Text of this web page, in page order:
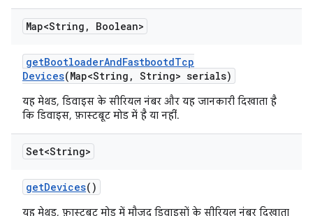
Map<String , Boolean>
getBootloaderAndFastbootdTcp
Devices(Map<String , String> serials)
यह मेथड, डिवाइस के सीरियल नंबर और यह जानकारी दिखाता है
कि डिवाइस, फ़ास्टबूट मोड में है या नहीं.
Set<String>
getDevices()
यह मेथड, फ़ास्टबूट मोड में मौजूद डिवाइसों के सीरियल नंबर दिखाता